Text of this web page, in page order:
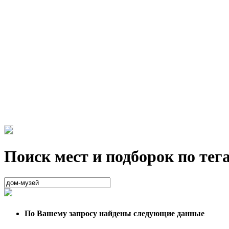
Поиск мест и подборок по
По Вашему запросу найдены следующие данные